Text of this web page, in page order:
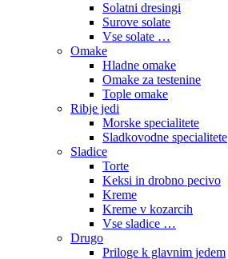
Solatni dresingi
Surove solate
Vse solate …
Omake
Hladne omake
Omake za testenine
Tople omake
Ribje jedi
Morske specialitete
Sladkovodne specialitete
Sladice
Torte
Keksi in drobno pecivo
Kreme
Kreme v kozarcih
Vse sladice …
Drugo
Priloge k glavnim jedem